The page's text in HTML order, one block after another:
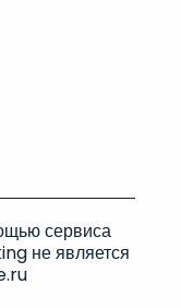
сервиса
не является